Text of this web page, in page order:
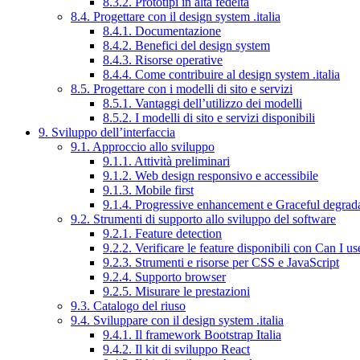
8.4. Progettare con il design system .italia
8.4.1. Documentazione
8.4.2. Benefici del design system
8.4.3. Risorse operative
8.4.4. Come contribuire al design system .italia
8.5. Progettare con i modelli di sito e servizi
8.5.1. Vantaggi dell’utilizzo dei modelli
8.5.2. I modelli di sito e servizi disponibili
9. Sviluppo dell’interfaccia
9.1. Approccio allo sviluppo
9.1.1. Attività preliminari
9.1.2. Web design responsivo e accessibile
9.1.3. Mobile first
9.1.4. Progressive enhancement e Graceful
9.2. Strumenti di supporto allo sviluppo del software
9.2.1. Feature detection
9.2.2. Verificare le feature disponibili con Can I
9.2.3. Strumenti e risorse per CSS e JavaScript
9.2.4. Supporto browser
9.2.5. Misurare le prestazioni
9.3. Catalogo del riuso
9.4. Sviluppare con il design system .italia
9.4.1. Il framework Bootstrap Italia
9.4.2. Il kit di sviluppo React